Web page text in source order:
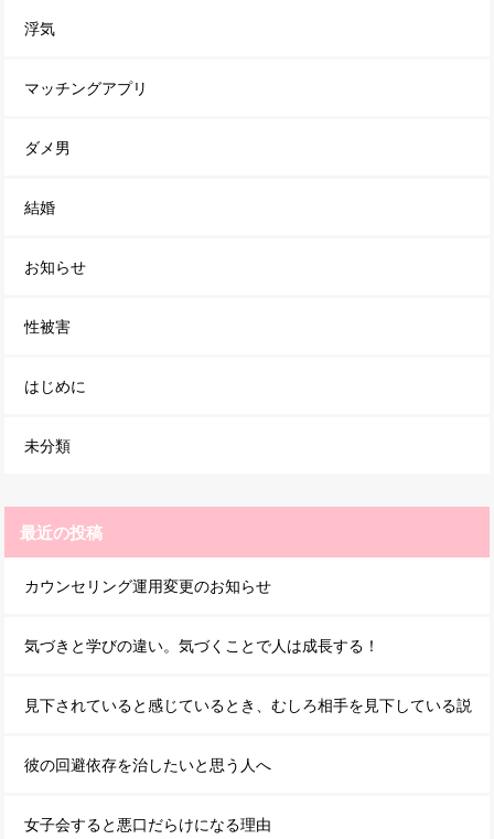
浮気
マッチングアプリ
ダメ男
結婚
お知らせ
性被害
はじめに
未分類
最近の投稿
カウンセリング運用変更のお知らせ
気づきと学びの違い。気づくことで人は成長する！
見下されていると感じているとき、むしろ相手を見下している説
彼の回避依存を治したいと思う人へ
女子会すると悪口だらけになる理由